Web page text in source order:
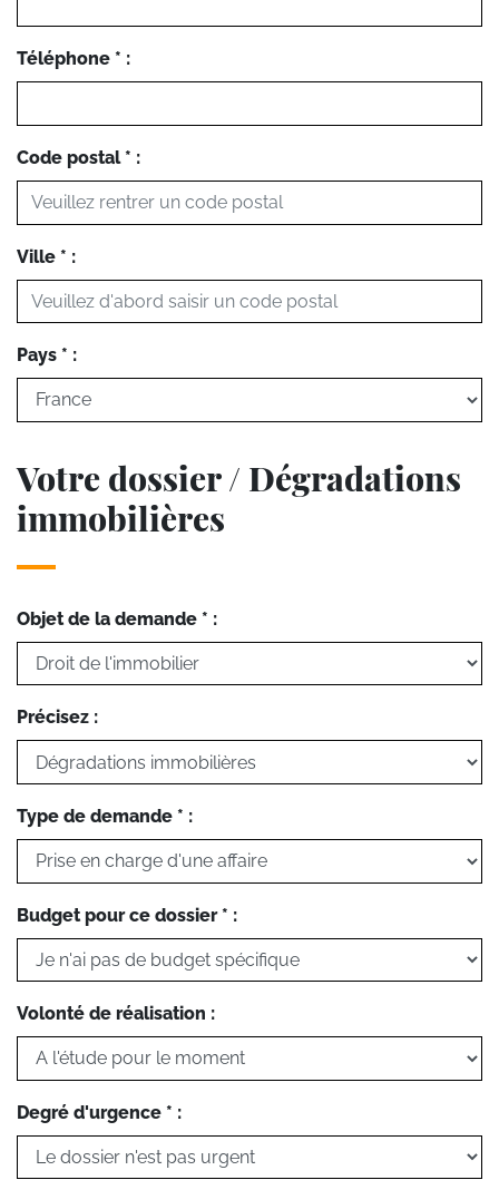
Téléphone * :
Code postal * :
Ville * :
Pays * :
Votre dossier / Dégradations
immobilières
Objet de la demande * :
Précisez :
Type de demande * :
Budget pour ce dossier * :
Volonté de réalisation :
Degré d'urgence * :